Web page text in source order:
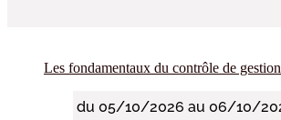
Les fondamentaux du contrôle de gestion